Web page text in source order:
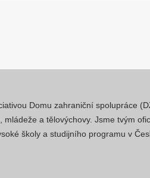
Domu zahraniční spolupráce
mládeže a tělovýchovy. Jsme tvým
školy a studijního programu v